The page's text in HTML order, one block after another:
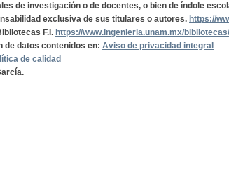
de investigación o de docentes, o bien de índole
exclusiva de sus titulares o autores. https://
F.I. https://www.ingenieria.unam.mx/bibliotecas/
de datos contenidos en: Aviso de privacidad integral
de calidad